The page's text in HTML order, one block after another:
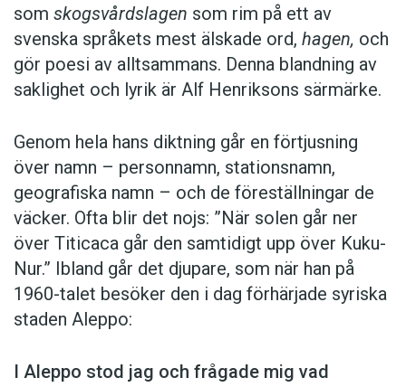
som skogsvårdslagen som rim på ett av
svenska språkets mest älskade ord, hagen, och
gör poesi av alltsammans. Denna blandning av
saklighet och lyrik är Alf Henriksons särmärke.
Genom hela hans diktning går en förtjusning
över namn – personnamn, stationsnamn,
geografiska namn – och de föreställningar de
väcker. Ofta blir det nojs: ”När solen går ner
över Titicaca går den samtidigt upp över Kuku-
Nur.” Ibland går det djupare, som när han på
1960-talet besöker den i dag förhärjade syriska
staden Aleppo:
I Aleppo stod jag och frågade mig vad